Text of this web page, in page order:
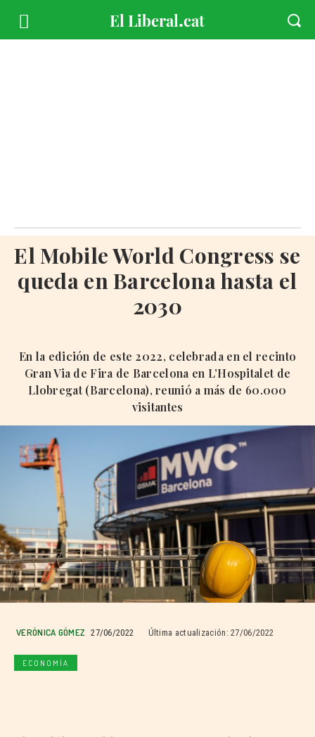
El Mobile World Congress se
queda en Barcelona hasta el
2030
En la edición de este 2022, celebrada en el recinto
Gran Via de Fira de Barcelona en L’Hospitalet de
Llobregat (Barcelona), reunió a más de 60.000
visitantes
VERÓNICA GÓMEZ 27/06/2022 Última actualización: 27/06/2022
ECONOMÍA